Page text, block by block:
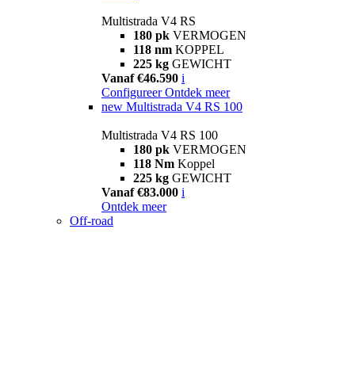
Multistrada V4 RS
180 pk VERMOGEN
118 nm KOPPEL
225 kg GEWICHT
Vanaf €46.590 i
Configureer Ontdek meer
new Multistrada V4 RS 100
Multistrada V4 RS 100
180 pk VERMOGEN
118 Nm Koppel
225 kg GEWICHT
Vanaf €83.000 i
Ontdek meer
Off-road